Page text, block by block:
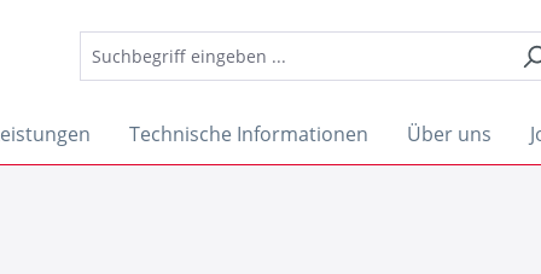
Technische Informationen Über uns